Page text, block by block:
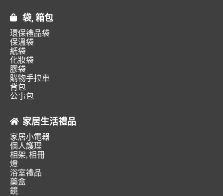
袋, 箱包
環保禮品袋
保溫袋
紙袋
化妝袋
膠袋
購物手拉車
背包
公事包
家居生活禮品
家居小電器
個人護理
相架, 相冊
燈
浴室禮品
藥盒
鏡